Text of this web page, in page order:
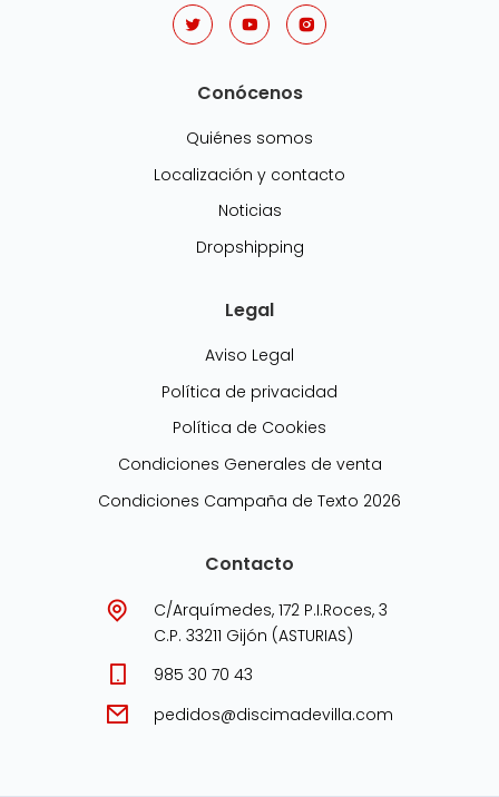
Conócenos
Quiénes somos
Localización y contacto
Noticias
Dropshipping
Legal
Aviso Legal
Política de privacidad
Política de Cookies
Condiciones Generales de venta
Condiciones Campaña de Texto 2026
Contacto
C/Arquímedes, 172 P.I.Roces, 3
C.P. 33211 Gijón (ASTURIAS)
985 30 70 43
pedidos@discimadevilla.com